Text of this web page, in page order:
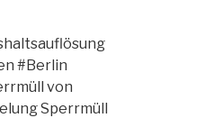
#Berlin
von
Sperrmüll